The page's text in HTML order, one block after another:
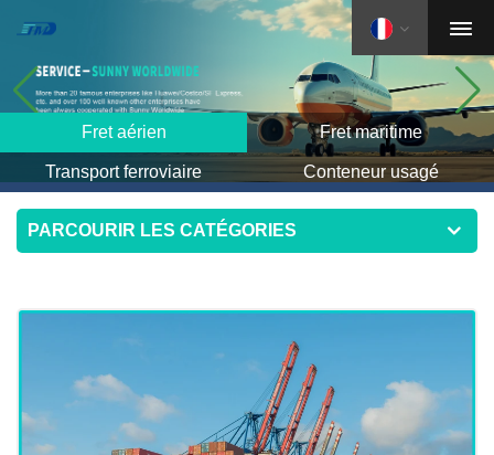
Fret aérien Fret maritime
Transport ferroviaire Conteneur usagé
PARCOURIR LES CATÉGORIES